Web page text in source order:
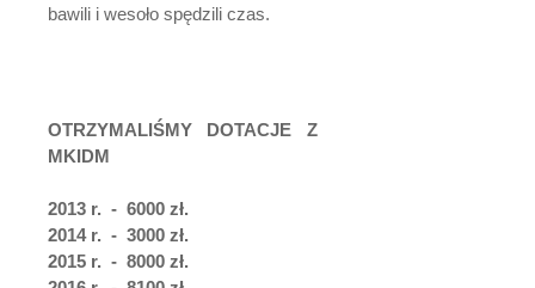
bawili i wesoło spędzili czas.
OTRZYMALIŚMY DOTACJE Z
MKIDM
2013 r. - 6000 zł.
2014 r. - 3000 zł.
2015 r. - 8000 zł.